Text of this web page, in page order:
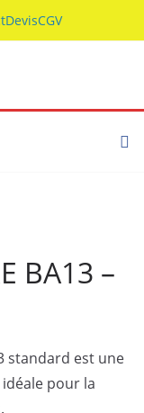
DevisCGV
BA13 –
standard est une
pour la